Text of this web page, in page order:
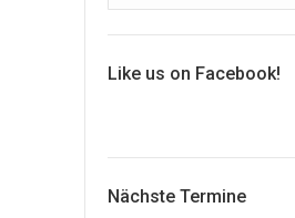
Like us on Facebook!
Nächste Termine